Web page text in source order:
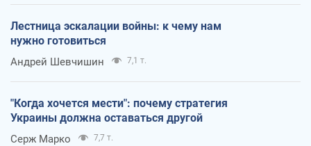
Лестница эскалации войны: к чему нам
нужно готовиться
Андрей Шевчишин 7,1 т.
"Когда хочется мести": почему стратегия
Украины должна оставаться другой
Серж Марко 7,7 т.